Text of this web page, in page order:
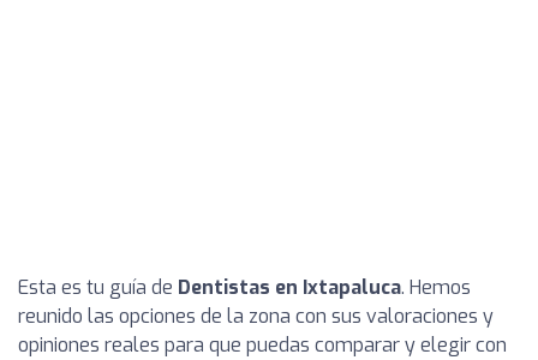
Esta es tu guía de Dentistas en Ixtapaluca. Hemos
reunido las opciones de la zona con sus valoraciones y
opiniones reales para que puedas comparar y elegir con